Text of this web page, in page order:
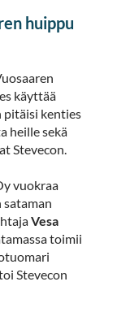
huippu
käyttää
pitäisi kenties
heille sekä
Stevecon.
vuokraa
Vesa
toimii
Stevecon